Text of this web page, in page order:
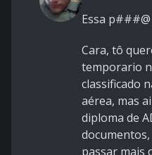
Essa
Cara, tô
temporario
classificado
aérea, mas
diploma de
passar mais